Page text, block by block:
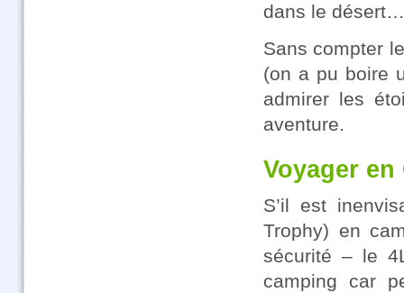
dans le désert…
Sans compter
(on a pu boire
admirer les
aventure.
Voyager
S’il est
Trophy) en
sécurité – le
camping car